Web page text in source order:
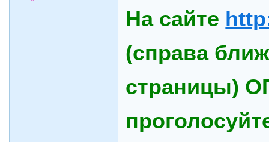
На сайте
(справа
страницы)